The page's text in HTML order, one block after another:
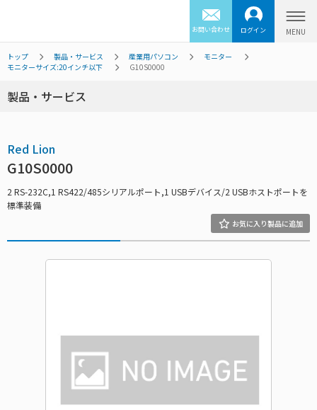
お問い合わせ ログイン
トップ 製品・サービス 産業用パソコン
モニター
モニターサイズ:20インチ以下
G10S0000
製品・サービス
Red Lion
G10S0000
2 RS-232C,1 RS422/485シリアルポート,1 USBデバイス/2 USBホストポートを
標準装備